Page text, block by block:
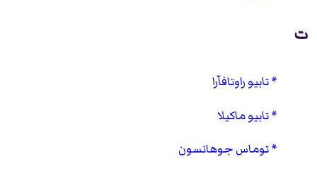
ت
تابيو راوتافآرا
تابيو ماكيلا
توماس جوهانسون